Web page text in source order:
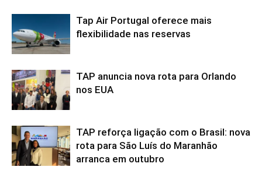
Tap Air Portugal oferece mais
flexibilidade nas reservas
TAP anuncia nova rota para Orlando
nos EUA
TAP reforça ligação com o Brasil: nova
rota para São Luís do Maranhão
arranca em outubro